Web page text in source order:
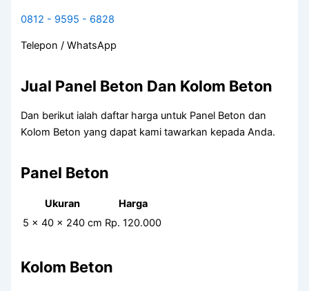
0812 - 9595 - 6828
Telepon / WhatsApp
Jual Panel Beton Dan Kolom Beton
Dan berikut ialah daftar harga untuk Panel Beton dan
Kolom Beton yang dapat kami tawarkan kepada Anda.
Panel Beton
Ukuran
Harga
5 x 40 x 240 cm Rp. 120.000
Kolom Beton